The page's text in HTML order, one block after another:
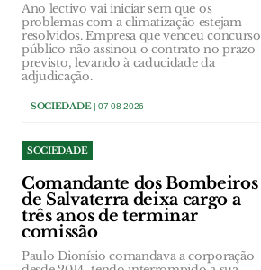
Ano lectivo vai iniciar sem que os
problemas com a climatização estejam
resolvidos. Empresa que venceu concurso
público não assinou o contrato no prazo
previsto, levando à caducidade da
adjudicação.
SOCIEDADE| 07-08-2026
SOCIEDADE
Comandante dos Bombeiros
de Salvaterra deixa cargo a
três anos de terminar
comissão
Paulo Dionísio comandava a corporação